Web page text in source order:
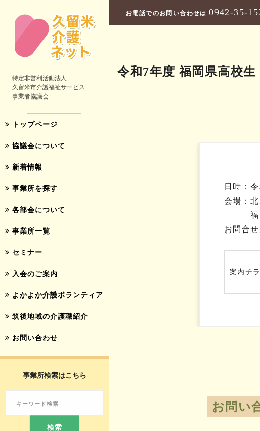
特定非営利活動法人
久留米市介護福祉サービス
事業者協議会
トップページ
協議会について
新着情報
事業所を探す
各部会について
事業所一覧
セミナー
入会のご案内
よかよか介護ボランティア
筑後地域の介護職紹介
お問い合わせ
事業所検索はこちら
お電話でのお問い合わせは0942-35-
令和7年度 福岡県高校
日時：
会場：
福岡
お問合
案内チ
お問い